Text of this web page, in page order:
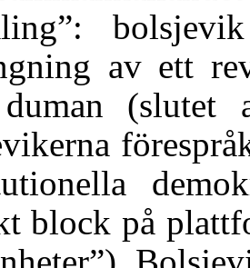
av ett
duman
block på